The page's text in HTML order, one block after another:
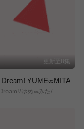
更新至8集
Dream! YUME∞MITA
ゆめ∞みた/